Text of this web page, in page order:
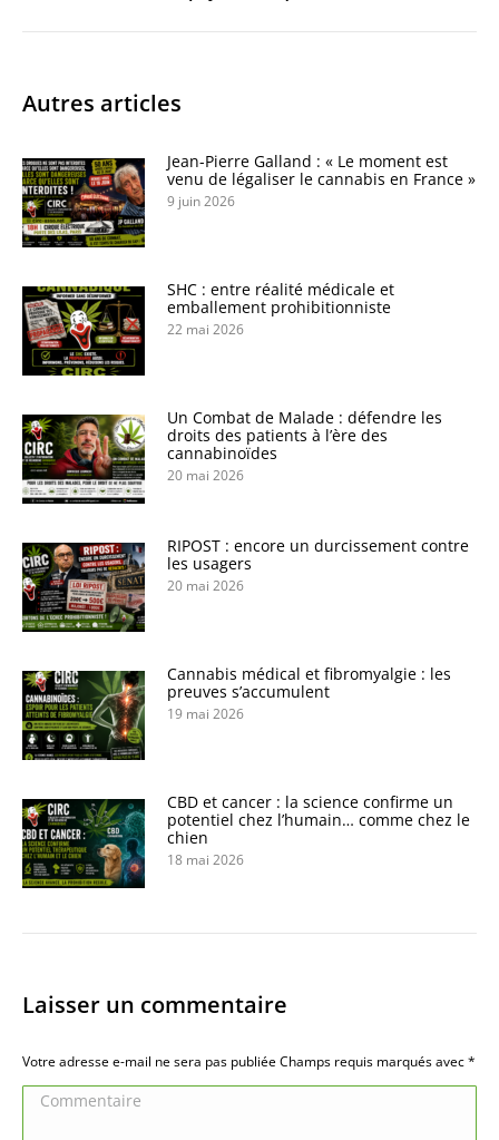
Autres articles
Jean-Pierre Galland : « Le moment est
venu de légaliser le cannabis en France »
9 juin 2026
SHC : entre réalité médicale et
emballement prohibitionniste
22 mai 2026
Un Combat de Malade : défendre les
droits des patients à l’ère des
cannabinoïdes
20 mai 2026
RIPOST : encore un durcissement contre
les usagers
20 mai 2026
Cannabis médical et fibromyalgie : les
preuves s’accumulent
19 mai 2026
CBD et cancer : la science confirme un
potentiel chez l’humain… comme chez le
chien
18 mai 2026
Laisser un commentaire
Votre adresse e-mail ne sera pas publiée Champs requis marqués avec*
Commentaire